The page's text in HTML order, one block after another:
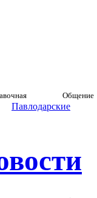
Общение
Павлодарские